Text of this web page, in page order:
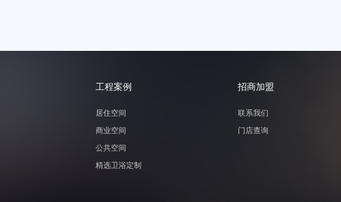
工程案例
居住空间
商业空间
公共空间
精选卫浴定制
招商加盟
联系我们
门店查询